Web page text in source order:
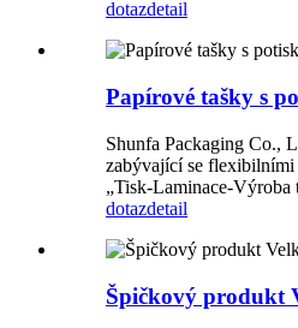
dotazdetail
Papírové tašky s
Shunfa Packaging Co.,
zabývající se flexibilními
„Tisk-Laminace-Výroba
dotazdetail
Špičkový produkt